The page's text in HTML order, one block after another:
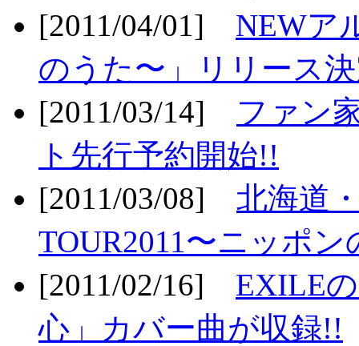
[2011/04/01] NEWア
のうた〜」リリース
[2011/03/14] ファン
ト先行予約開始!!
[2011/03/08] 北海道
TOUR2011〜ニッポ
[2011/02/16] EXILE
心」カバー曲が収録!!